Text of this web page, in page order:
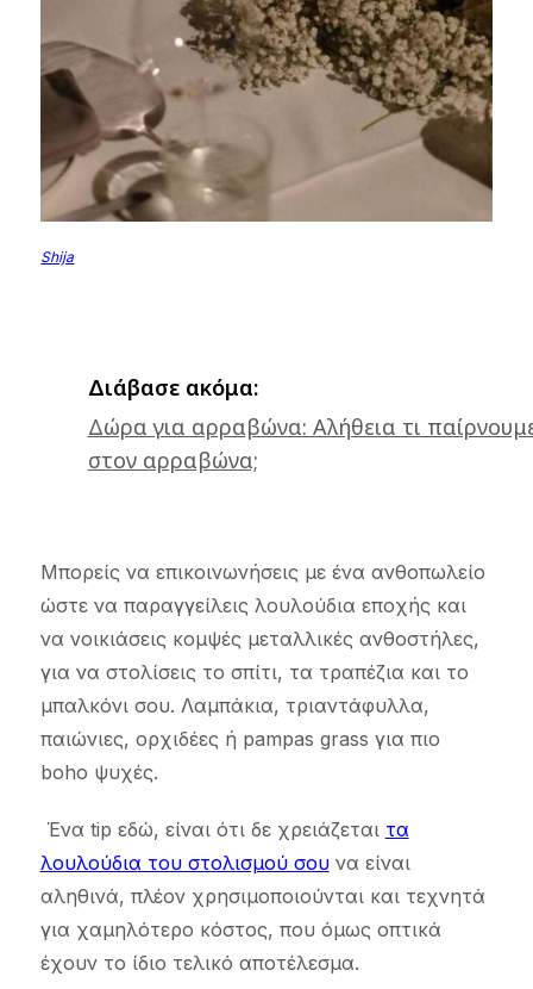
Shija
Διάβασε ακόμα:
Δώρα για αρραβώνα: Αλήθεια τι
στον αρραβώνα;
Μπορείς να επικοινωνήσεις με ένα ανθοπωλείο
ώστε να παραγγείλεις λουλούδια εποχής και
να νοικιάσεις κομψές μεταλλικές ανθοστήλες,
για να στολίσεις το σπίτι, τα τραπέζια και το
μπαλκόνι σου. Λαμπάκια, τριαντάφυλλα,
παιώνιες, ορχιδέες ή pampas grass για πιο
boho ψυχές.
Ένα tip εδώ, είναι ότι δε χρειάζεται τα
λουλούδια του στολισμού σουνα είναι
αληθινά, πλέον χρησιμοποιούνται και τεχνητά
για χαμηλότερο κόστος, που όμως οπτικά
έχουν το ίδιο τελικό αποτέλεσμα.